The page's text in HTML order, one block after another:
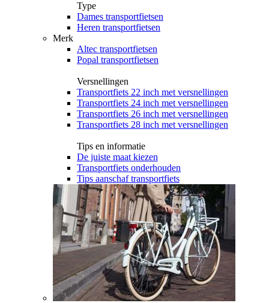
Type
Dames transportfietsen
Heren transportfietsen
Merk
Altec transportfietsen
Popal transportfietsen
Versnellingen
Transportfiets 22 inch met versnellingen
Transportfiets 24 inch met versnellingen
Transportfiets 26 inch met versnellingen
Transportfiets 28 inch met versnellingen
Tips en informatie
De juiste maat kiezen
Transportfiets onderhouden
Tips aanschaf transportfiets